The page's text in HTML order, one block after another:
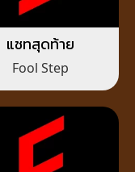
แชทสุดท้าย
Fool Step